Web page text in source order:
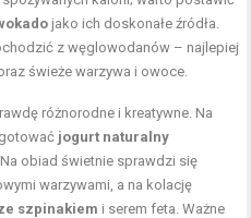
jako ich doskonałe źródła.
z węglowodanów – najlepiej
świeże warzywa i owoce.
różnorodne i kreatywne. Na
jogurt naturalny
obiad świetnie sprawdzi się
warzywami, a na kolację
szpinakiem i serem feta. Ważne